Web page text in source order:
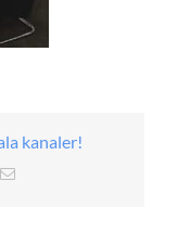
kanaler!